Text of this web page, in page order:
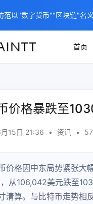
首页
价格暴跌至
15日 21:36 • 资讯 •
价格因中东局势紧张大
从106,042美元跌至
清算。与比特币走势相
范以"数字货币""区块链"名